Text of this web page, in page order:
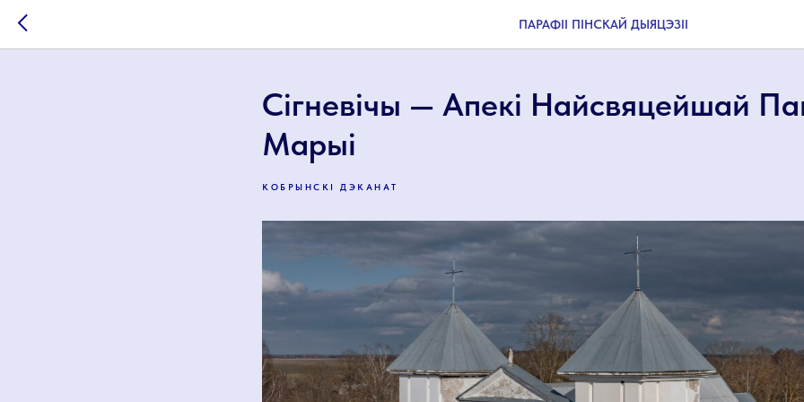
ПАРАФІІ ПІНСКАЙ ДЫЯЦЭЗІІ
Сігневічы — Апекі Найсвяцейшай
Марыі
КОБРЫНСКІ ДЭКАНАТ